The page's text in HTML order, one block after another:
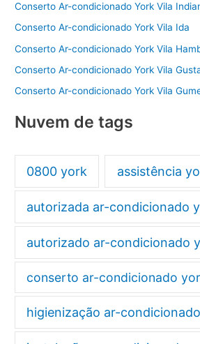
Conserto Ar-condicionado York Vila
Conserto Ar-condicionado York Vila Ida
Conserto Ar-condicionado York Vila
Conserto Ar-condicionado York Vila
Conserto Ar-condicionado York Vila
Nuvem de tags
0800 york assistência
autorizada ar-condicionado
autorizado ar-condicionado
conserto ar-condicionado
higienização ar-